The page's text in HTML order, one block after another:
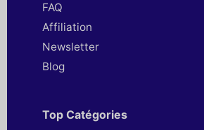
FAQ
Affiliation
Newsletter
Blog
Top Catégories